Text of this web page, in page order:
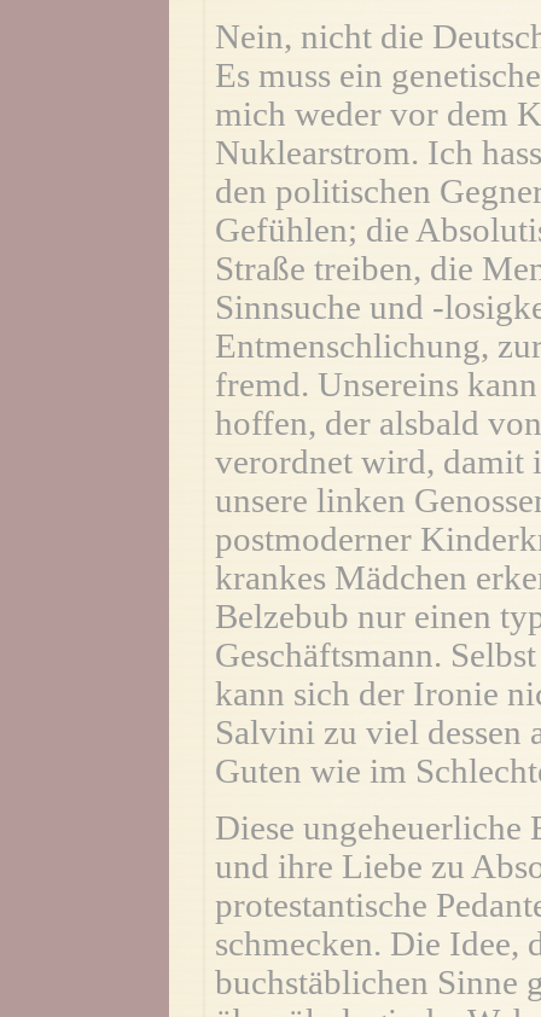
Nein, nicht die
Es muss ein
mich weder vor dem
Nuklearstrom. Ich
den politischen
Gefühlen; die
Straße treiben, die
Sinnsuche und -
Entmenschlichung,
fremd. Unsereins
hoffen, der alsbald
verordnet wird, damit
unsere linken
postmoderner
krankes Mädchen
Belzebub nur einen
Geschäftsmann.
kann sich der Ironie
Salvini zu viel dessen
Guten wie im
Diese ungeheuerliche
und ihre Liebe zu
protestantische
schmecken. Die Idee,
buchstäblichen Sinne